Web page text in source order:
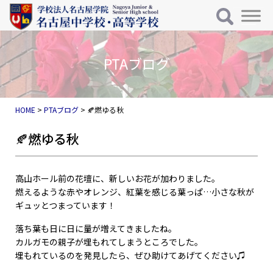
コンテンツへスキップ
メインナビゲーション
HOME >PTAブログ > 🍂燃ゆる秋
🍂燃ゆる秋
高山ホール前の花壇に、新しいお花が加わりました。
燃えるような赤やオレンジ、紅葉を感じる葉っぱ…小さな秋が
ギュッとつまっています！
落ち葉も日に日に量が増えてきましたね。
カルガモの親子が埋もれてしまうところでした。
埋もれているのを発見したら、ぜひ助けてあげてください♫